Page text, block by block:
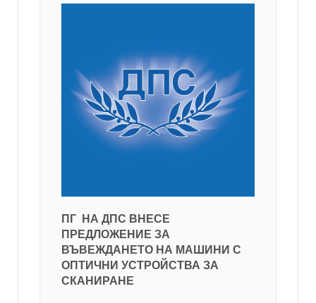
ПГ НА ДПС ВНЕСЕ
ПРЕДЛОЖЕНИЕ ЗА
ВЪВЕЖДАНЕТО НА МАШИНИ С
ОПТИЧНИ УСТРОЙСТВА ЗА
СКАНИРАНЕ